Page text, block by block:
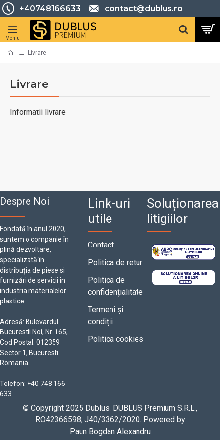
+40748166633 contact@dublus.ro
Livrare
Livrare
Informatii livrare
Despre Noi
Fondată în anul 2020,
suntem o companie în
plină dezvoltare,
specializată în
distribuția de piese si
furnizări de servicii în
industria materialelor
plastice.
Adresă: Bulevardul
Bucurestii Noi, Nr. 165,
Cod Postal: 012359
Sector 1, Bucuresti
Romania.
Telefon: +40 748 166
633
Link-uri
utile
Contact
Politica de retur
Politica de
confidențialitate
Termeni și
condiții
Politica cookies
Soluționarea
litigiilor
© Copyright 2025 Dublus. DUBLUS Premium S.R.L.,
RO42366598, J40/3362/2020. Powered by
Paun Bogdan Alexandru